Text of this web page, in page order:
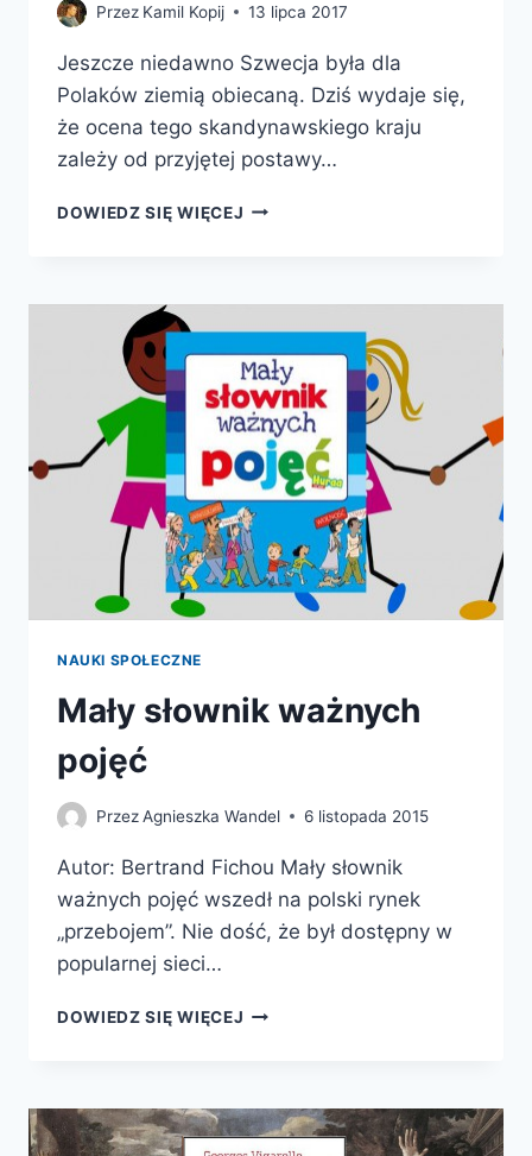
Przez Kamil Kopij 13 lipca 2017
Jeszcze niedawno Szwecja była dla
Polaków ziemią obiecaną. Dziś wydaje się,
że ocena tego skandynawskiego kraju
zależy od przyjętej postawy…
DOWIEDZ SIĘ WIĘCEJ MORALIŚCI.
SIĘ
NA
BŁĘDACH
I
INNE
HISTORIE
NAUKI SPOŁECZNE
Mały słownik ważnych
pojęć
PrzezAgnieszka Wandel 6 listopada 2015
Autor: Bertrand Fichou Mały słownik
ważnych pojęć wszedł na polski rynek
„przebojem”. Nie dość, że był dostępny w
popularnej sieci…
DOWIEDZ SIĘ WIĘCEJ MAŁY